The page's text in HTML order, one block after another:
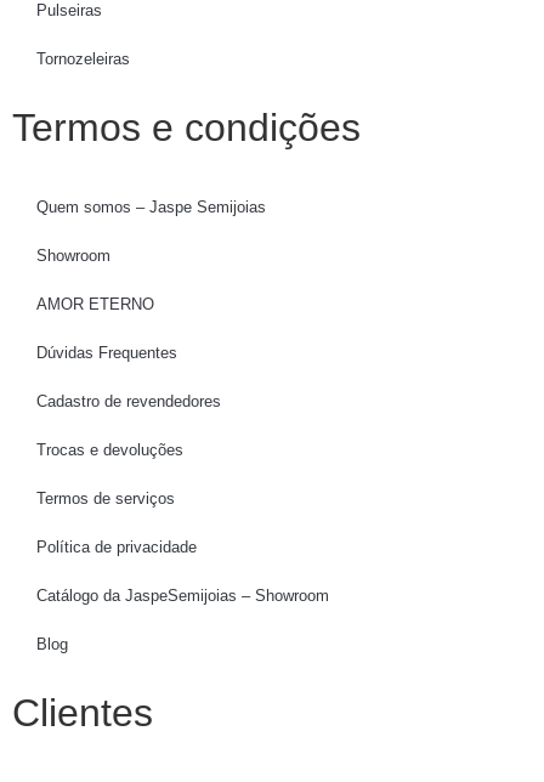
Pulseiras
Tornozeleiras
Termos e condições
Quem somos – Jaspe Semijoias
Showroom
AMOR ETERNO
Dúvidas Frequentes
Cadastro de revendedores
Trocas e devoluções
Termos de serviços
Política de privacidade
Catálogo da JaspeSemijoias – Showroom
Blog
Clientes